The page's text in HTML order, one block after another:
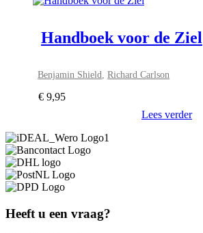
Handboek voor de Ziel
Benjamin Shield,Richard Carlson
€ 9,95
Lees verder
Heeft u een vraag?